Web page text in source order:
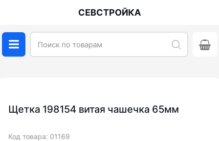
СЕВСТРОЙКА
Щетка 198154 витая чашечка 65мм
Код товара: 01169